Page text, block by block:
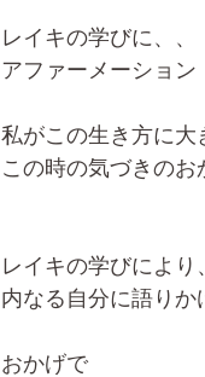
レイキの学びに、、
アファーメーション
私がこの生き方に大
この時の気づきのお
レイキの学びにより、
内なる自分に語りか
おかげで